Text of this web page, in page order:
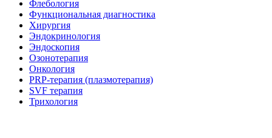
Флебология
Функциональная диагностика
Хирургия
Эндокринология
Эндоскопия
Озонотерапия
Онкология
PRP-терапия (плазмотерапия)
SVF терапия
Трихология